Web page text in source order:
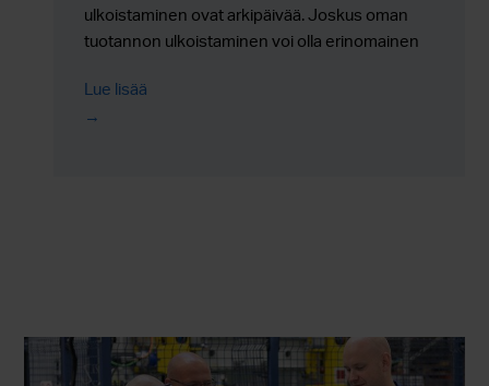
ulkoistaminen ovat arkipäivää. Joskus oman
tuotannon ulkoistaminen voi olla erinomainen
komponenttien kriittisen kilpailukyvyn alati
muuttuvassa markkinassa.
Lue lisää